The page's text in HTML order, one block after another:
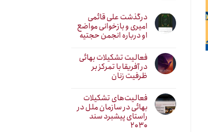
درگذشت علی قائمی
امیری و بازخوانی مواضع
او درباره انجمن حجتیه
فعالیت تشکیلات بهائی
در آفریقا با تمرکز بر
ظرفیت زنان
فعالیت‌های تشکیلات
بهائی در سازمان ملل در
راستای پیشبرد سند
۲۰۳۰